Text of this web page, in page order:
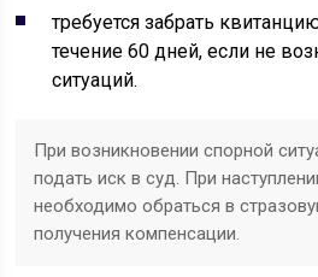
требуется забрать
течение 60 дней, если не
ситуаций.
При возникновении спорной
подать иск в суд. При
необходимо обраться в
получения компенсации.